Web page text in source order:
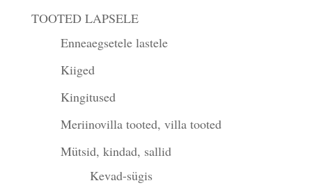
TOOTED LAPSELE
Enneaegsetele lastele
Kiiged
Kingitused
Meriinovilla tooted, villa tooted
Mütsid, kindad, sallid
Kevad-sügis